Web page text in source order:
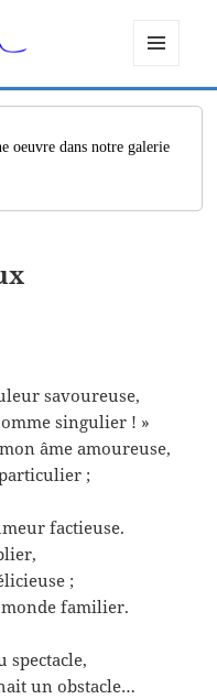
ET
WIDGETS
oeuvre dans notre galerie
savoureuse,
singulier ! »
âme amoureuse,
;
factieuse.
;
familier.
spectacle,
un obstacle…